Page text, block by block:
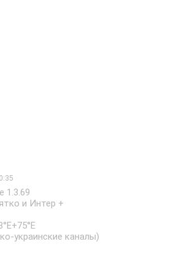
1.3.69
и Интер +
украинские каналы)